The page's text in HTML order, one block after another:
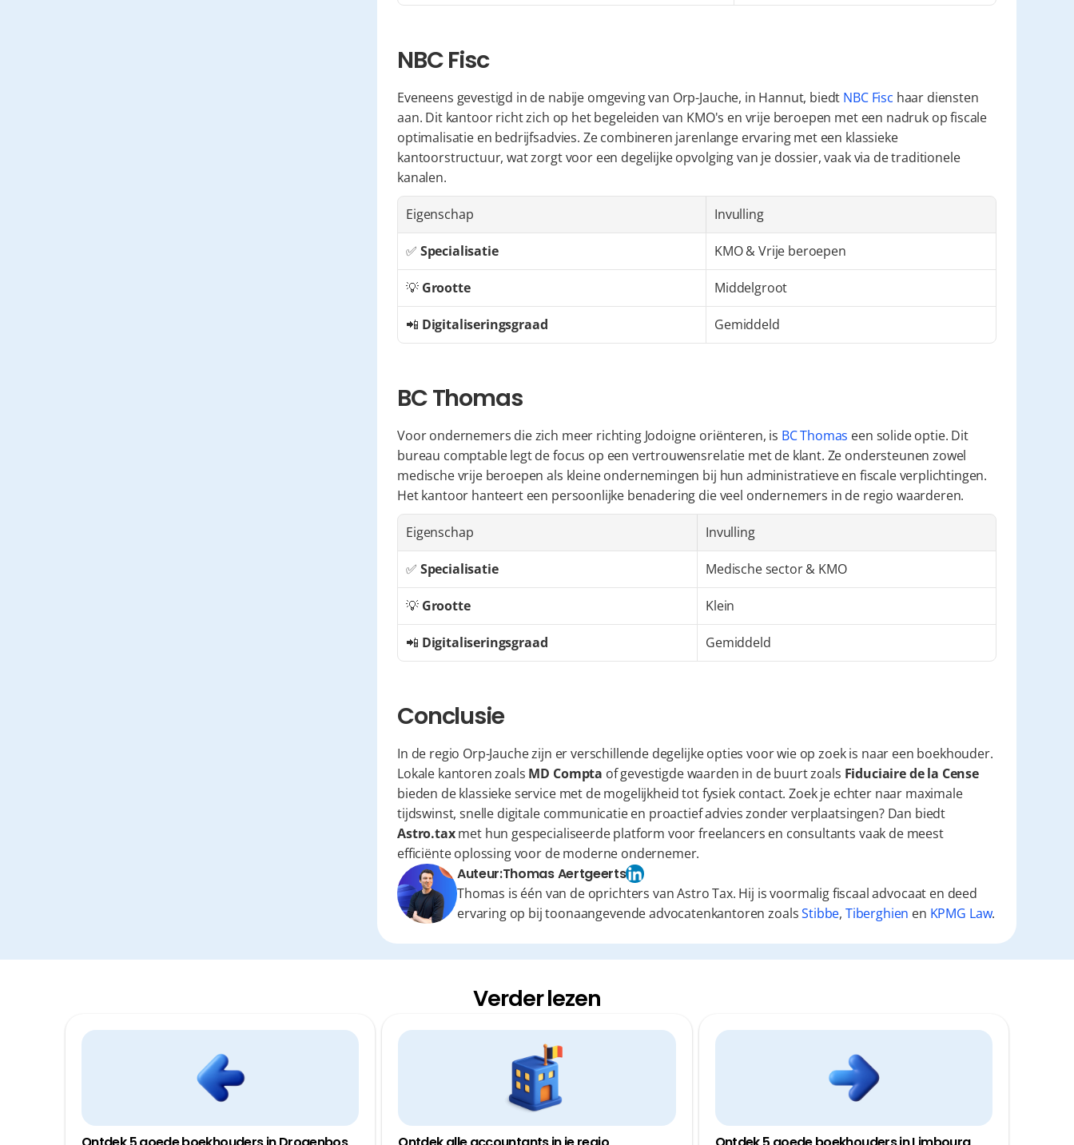
NBC Fisc
Eveneens gevestigd in de nabije omgeving van Orp-Jauche, in Hannut, biedt NBC Fisc haar diensten
aan. Dit kantoor richt zich op het begeleiden van KMO's en vrije beroepen met een nadruk op fiscale
optimalisatie en bedrijfsadvies. Ze combineren jarenlange ervaring met een klassieke
kantoorstructuur, wat zorgt voor een degelijke opvolging van je dossier, vaak via de traditionele
kanalen.
Eigenschap Invulling
✅ Specialisatie KMO & Vrije beroepen
💡 Grootte Middelgroot
📲 Digitaliseringsgraad Gemiddeld
BC Thomas
Voor ondernemers die zich meer richting Jodoigne oriënteren, is BC Thomas een solide optie. Dit
bureau comptable legt de focus op een vertrouwensrelatie met de klant. Ze ondersteunen zowel
medische vrije beroepen als kleine ondernemingen bij hun administratieve en fiscale verplichtingen.
Het kantoor hanteert een persoonlijke benadering die veel ondernemers in de regio waarderen.
Eigenschap Invulling
✅ Specialisatie Medische sector & KMO
💡 Grootte Klein
📲 Digitaliseringsgraad Gemiddeld
Conclusie
In de regio Orp-Jauche zijn er verschillende degelijke opties voor wie op zoek is naar een boekhouder.
Lokale kantoren zoals MD Compta of gevestigde waarden in de buurt zoals Fiduciaire de la Cense
bieden de klassieke service met de mogelijkheid tot fysiek contact. Zoek je echter naar maximale
Astro.tax met hun gespecialiseerde platform voor freelancers en consultants vaak de meest
efficiënte oplossing voor de moderne ondernemer.
Auteur:Thomas Aertgeerts
Thomas is één van de oprichters van Astro Tax. Hij is voormalig fiscaal advocaat en deed
ervaring op bij toonaangevende advocatenkantoren zoalsStibbe, Tiberghien en KPMG Law.
Verder lezen